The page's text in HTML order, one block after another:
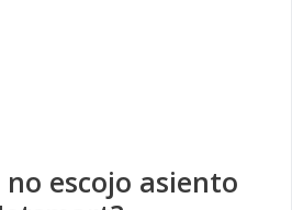
no escojo asiento